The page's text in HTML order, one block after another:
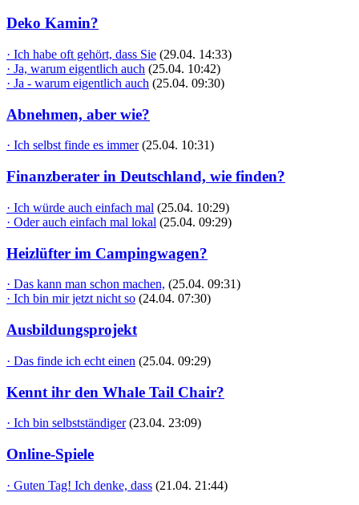
Deko Kamin?
· Ich habe oft gehört, dass Sie (29.04. 14:33)
· Ja, warum eigentlich auch (25.04. 10:42)
· Ja - warum eigentlich auch (25.04. 09:30)
Abnehmen, aber wie?
· Ich selbst finde es immer (25.04. 10:31)
Finanzberater in Deutschland, wie finden?
· Ich würde auch einfach mal (25.04. 10:29)
· Oder auch einfach mal lokal (25.04. 09:29)
Heizlüfter im Campingwagen?
· Das kann man schon machen, (25.04. 09:31)
· Ich bin mir jetzt nicht so (24.04. 07:30)
Ausbildungsprojekt
· Das finde ich echt einen (25.04. 09:29)
Kennt ihr den Whale Tail Chair?
· Ich bin selbstständiger (23.04. 23:09)
Online-Spiele
· Guten Tag! Ich denke, dass (21.04. 21:44)